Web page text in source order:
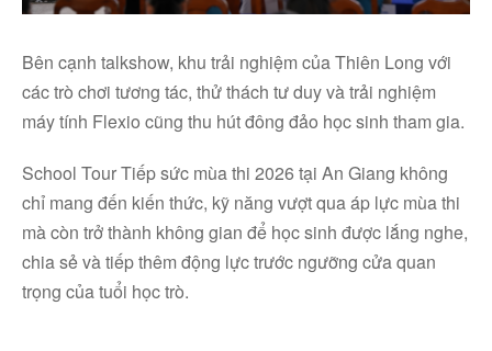
Bên cạnh talkshow, khu trải nghiệm của Thiên Long với
các trò chơi tương tác, thử thách tư duy và trải nghiệm
máy tính Flexio cũng thu hút đông đảo học sinh tham gia.
School Tour Tiếp sức mùa thi 2026 tại An Giang không
chỉ mang đến kiến thức, kỹ năng vượt qua áp lực mùa thi
mà còn trở thành không gian để học sinh được lắng nghe,
chia sẻ và tiếp thêm động lực trước ngưỡng cửa quan
trọng của tuổi học trò.